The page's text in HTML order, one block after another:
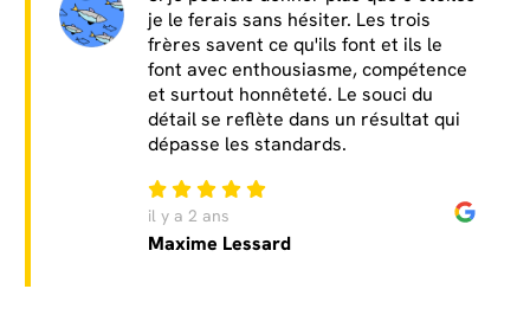
je le ferais sans hésiter. Les trois
frères savent ce qu'ils font et ils le
font avec enthousiasme, compétence
et surtout honnêteté. Le souci du
détail se reflète dans un résultat qui
dépasse les standards.
il y a 2 ans
Maxime Lessard